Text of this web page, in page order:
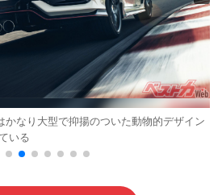
かなり大型で抑揚のついた動物的デザイン
いる